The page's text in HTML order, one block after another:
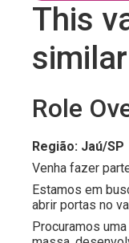
This
Role
Região: Jaú/SP
Venha fazer
Estamos em
abrir portas no
Procuramos